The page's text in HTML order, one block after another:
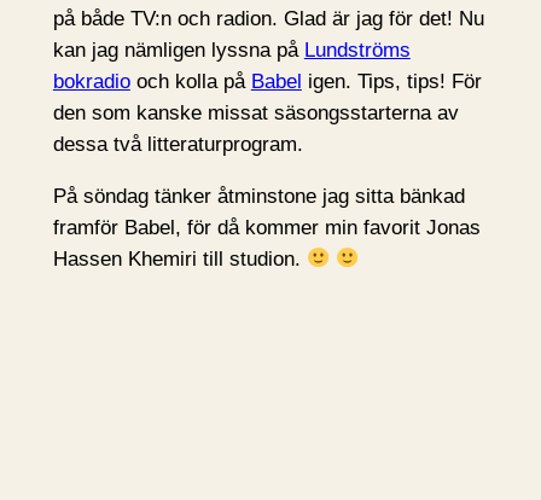
på både TV:n och radion. Glad är jag för det! Nu
kan jag nämligen lyssna på Lundströms
bokradiooch kolla på Babel igen. Tips, tips! För
den som kanske missat säsongsstarterna av
dessa två litteraturprogram.
På söndag tänker åtminstone jag sitta bänkad
framför Babel, för då kommer min favorit Jonas
Hassen Khemiri till studion.